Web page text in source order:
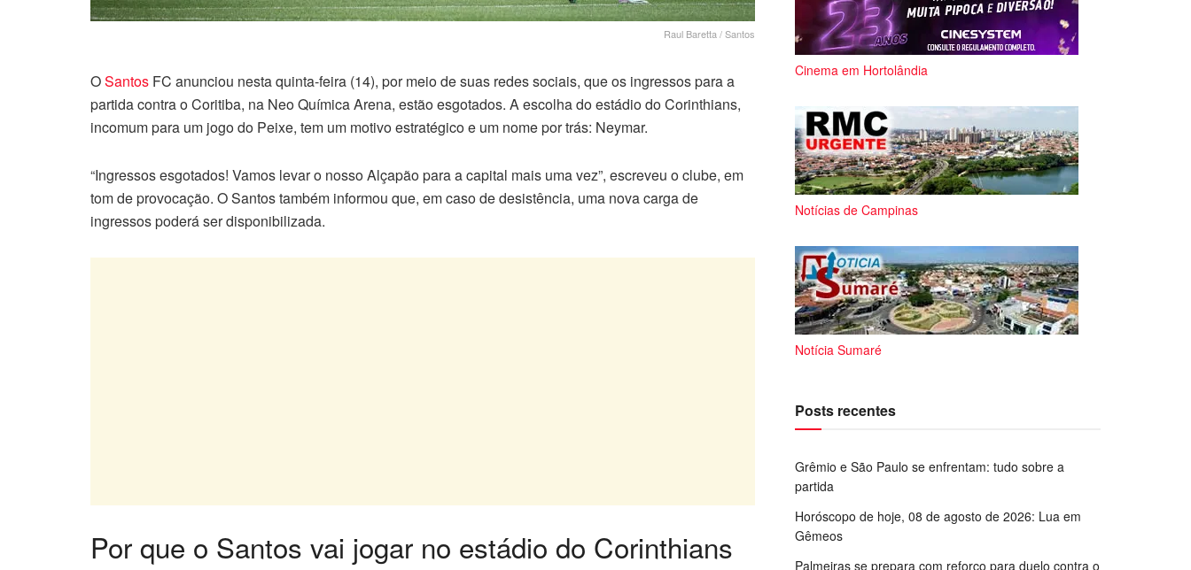
Raul Baretta / Santos
OSantos FC anunciou nesta quinta-feira (14), por meio de suas redes sociais, que os ingressos para a
partida contra o Coritiba, na Neo Química Arena, estão esgotados. A escolha do estádio do Corinthians,
incomum para um jogo do Peixe, tem um motivo estratégico e um nome por trás: Neymar.
“Ingressos esgotados! Vamos levar o nosso Alçapão para a capital mais uma vez”, escreveu o clube, em
tom de provocação. O Santos também informou que, em caso de desistência, uma nova carga de
ingressos poderá ser disponibilizada.
Por que o Santos vai jogar no estádio do Corinthians
Cinema em Hortolândia
Notícias de Campinas
Notícia Sumaré
Posts recentes
Grêmio e São Paulo se enfrentam: tudo sobre a
partida
Horóscopo de hoje, 08 de agosto de 2026: Lua em
Gêmeos
Palmeiras se prepara com reforço para duelo contra o